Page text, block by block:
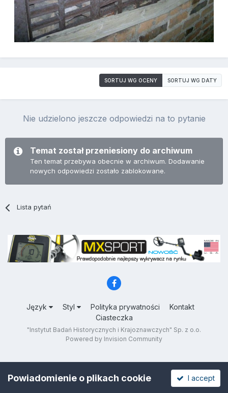
SORTUJ WG OCENY SORTUJ WG DATY
Nie udzielono jeszcze odpowiedzi na to pytanie
Temat został przeniesiony do archiwum
Ten temat przebywa obecnie w archiwum. Dodawanie
nowych odpowiedzi zostało zablokowane.
Lista pytań
Język Styl Polityka prywatności
Kontakt
Ciasteczka
"Instytut Badań Historycznych i Krajoznawczych" Sp. z o.o.
Powered by Invision Community
Powiadomienie o plikach cookie I accept